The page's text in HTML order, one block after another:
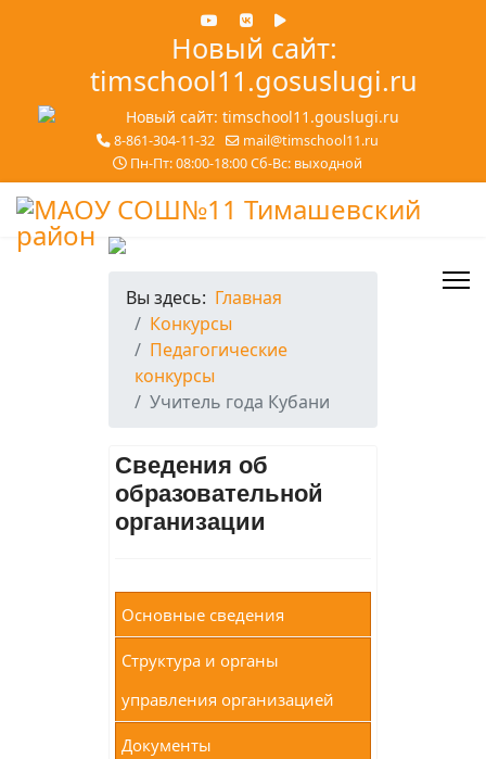
Новый сайт:
timschool11.gosuslugi.ru
8-861-304-11-32
mail@timschool11.ru
Пн-Пт: 08:00-18:00 Сб-Вс: выходной
Вы здесь: Главная
Конкурсы
Педагогические
конкурсы
Учитель года Кубани
Сведения об
образовательной
организации
Основные сведения
Структура и органы
управления организацией
Документы